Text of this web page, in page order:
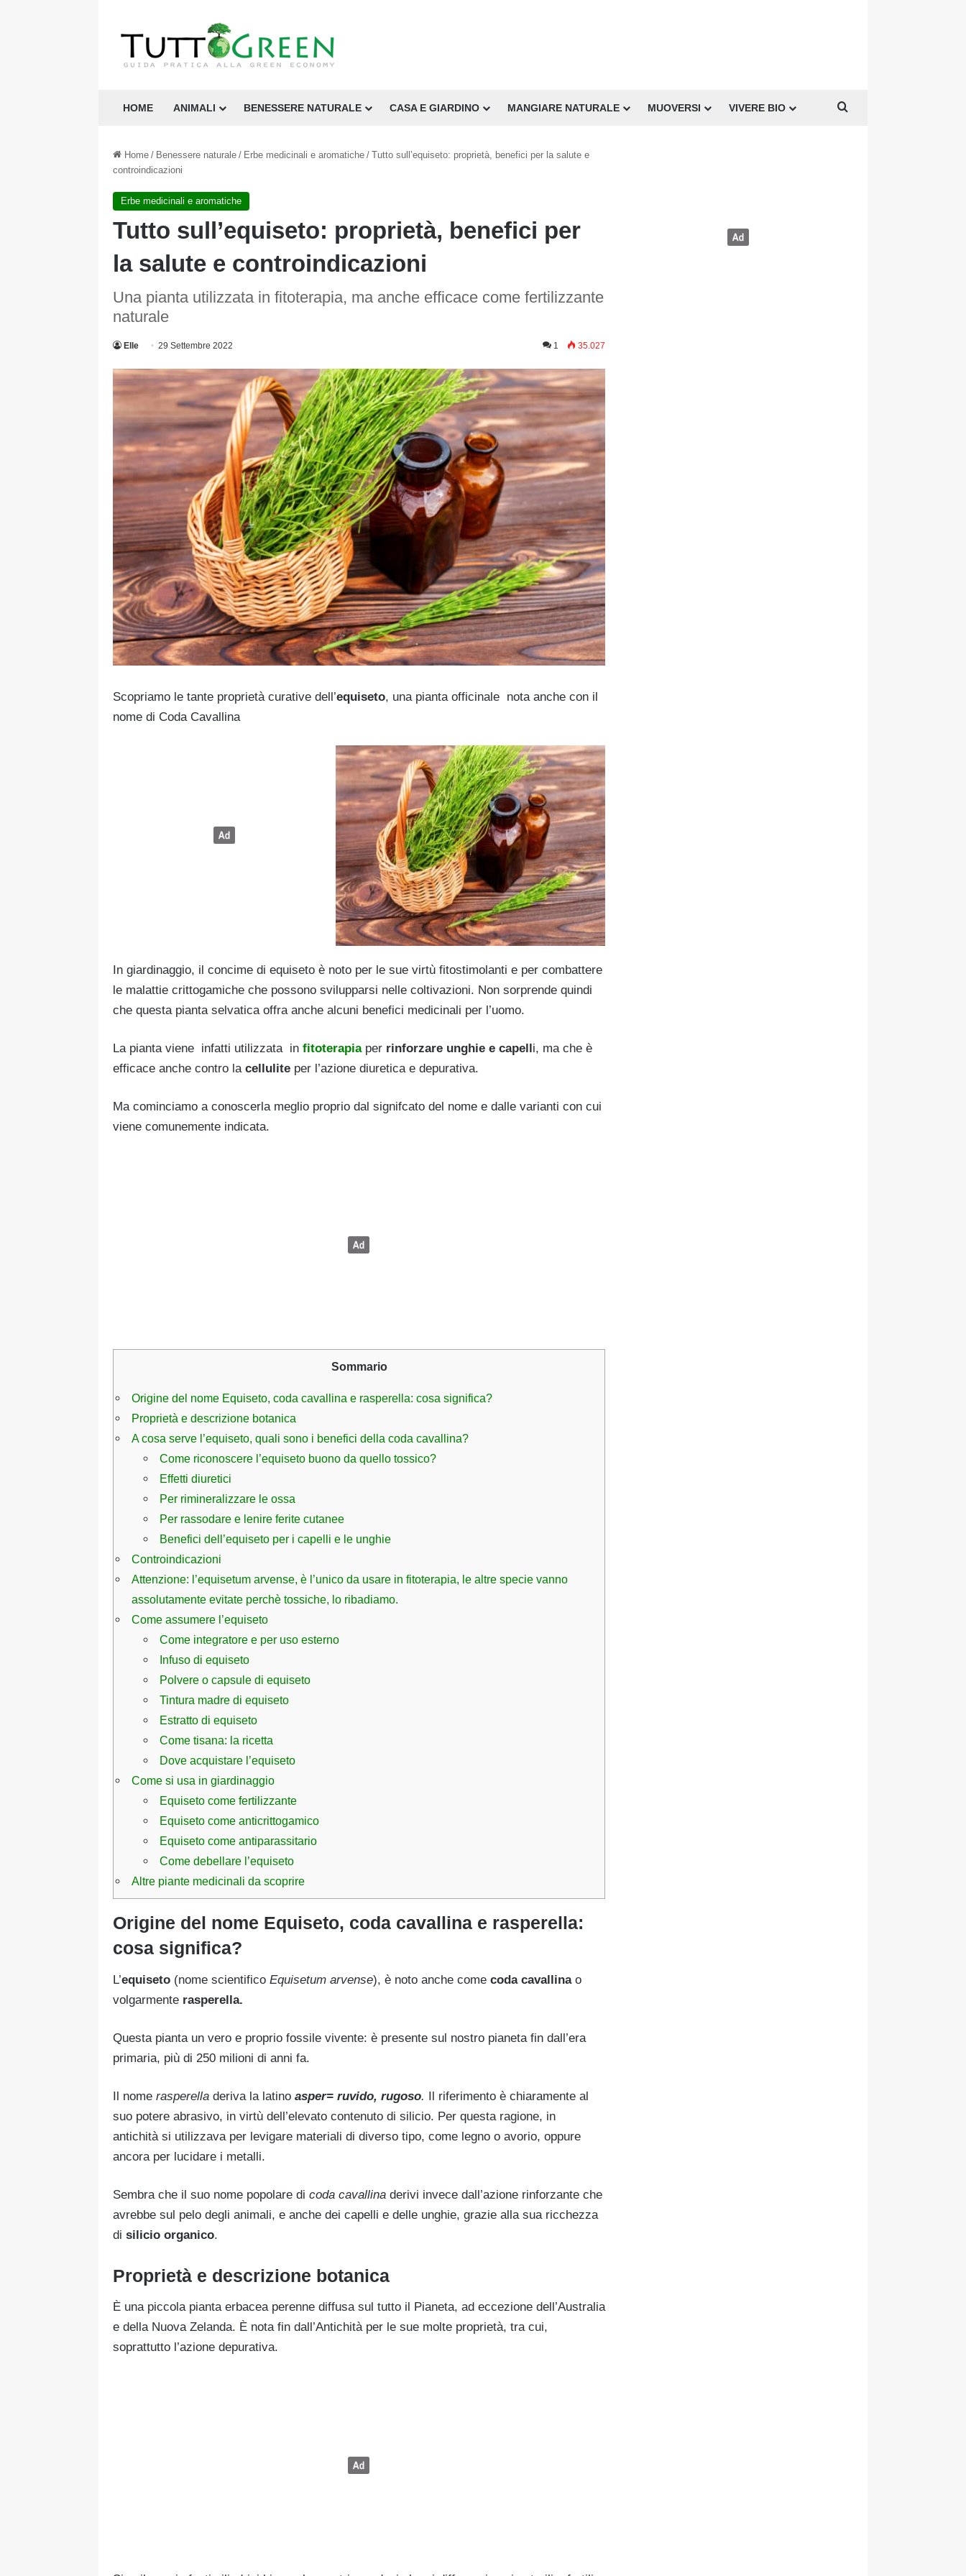
HOME ANIMALI BENESSERE NATURALE CASA E GIARDINO MANGIARE NATURALE MUOVERSI VIVERE BIO
Home / Benessere naturale / Erbe medicinali e aromatiche / Tutto sull’equiseto: proprietà, benefici per la salute e
controindicazioni
Erbe medicinali e aromatiche
Tutto sull’equiseto: proprietà, benefici per
la salute e controindicazioni
Una pianta utilizzata in fitoterapia, ma anche efficace come fertilizzante
naturale
Elle 29 Settembre 2022 1 35.027
Scopriamo le tante proprietà curative dell’equiseto, una pianta officinale nota anche con il
nome di Coda Cavallina
In giardinaggio, il concime di equiseto è noto per le sue virtù fitostimolanti e per combattere
le malattie crittogamiche che possono svilupparsi nelle coltivazioni. Non sorprende quindi
che questa pianta selvatica offra anche alcuni benefici medicinali per l’uomo.
La pianta viene infatti utilizzata in fitoterapiaper rinforzare unghie e capelli, ma che è
efficace anche contro la cellulite per l’azione diuretica e depurativa.
Ma cominciamo a conoscerla meglio proprio dal signifcato del nome e dalle varianti con cui
viene comunemente indicata.
Sommario
Origine del nome Equiseto, coda cavallina e rasperella: cosa significa?
Proprietà e descrizione botanica
A cosa serve l’equiseto, quali sono i benefici della coda cavallina?
Come riconoscere l’equiseto buono da quello tossico?
Effetti diuretici
Per rimineralizzare le ossa
Per rassodare e lenire ferite cutanee
Benefici dell’equiseto per i capelli e le unghie
Controindicazioni
Attenzione: l’equisetum arvense, è l’unico da usare in fitoterapia, le altre specie vanno
assolutamente evitate perchè tossiche, lo ribadiamo.
Come assumere l’equiseto
Come integratore e per uso esterno
Infuso di equiseto
Polvere o capsule di equiseto
Tintura madre di equiseto
Estratto di equiseto
Come tisana: la ricetta
Dove acquistare l’equiseto
Come si usa in giardinaggio
Equiseto come fertilizzante
Equiseto come anticrittogamico
Equiseto come antiparassitario
Come debellare l’equiseto
Altre piante medicinali da scoprire
Origine del nome Equiseto, coda cavallina e rasperella:
cosa significa?
L’equiseto (nome scientifico Equisetum arvense), è noto anche come coda cavallinao
volgarmente rasperella.
Questa pianta un vero e proprio fossile vivente: è presente sul nostro pianeta fin dall’era
primaria, più di 250 milioni di anni fa.
Il nome rasperella deriva la latino asper= ruvido, rugoso. Il riferimento è chiaramente al
suo potere abrasivo, in virtù dell’elevato contenuto di silicio. Per questa ragione, in
antichità si utilizzava per levigare materiali di diverso tipo, come legno o avorio, oppure
ancora per lucidare i metalli.
Sembra che il suo nome popolare di coda cavallina derivi invece dall’azione rinforzante che
avrebbe sul pelo degli animali, e anche dei capelli e delle unghie, grazie alla sua ricchezza
di silicio organico.
Proprietà e descrizione botanica
È una piccola pianta erbacea perenne diffusa sul tutto il Pianeta, ad eccezione dell’Australia
e della Nuova Zelanda. È nota fin dall’Antichità per le sue molte proprietà, tra cui,
soprattutto l’azione depurativa.